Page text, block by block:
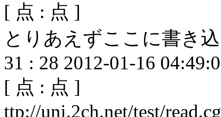
[ 点 : 点 ]
とりあえずここに書き
31 : 28 2012-01-16
[ 点 : 点 ]
ttp://uni.2ch.net/test/